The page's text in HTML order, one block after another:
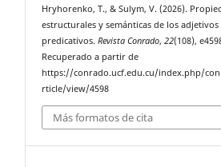
Hryhorenko, T., & Sulym, V. (2026).
estructurales y semánticas de los adjetivos
predicativos.Revista Conrado,22(108),
Recuperado a partir de
https://conrado.ucf.edu.cu/index.php/
rticle/view/4598
Más formatos de cita